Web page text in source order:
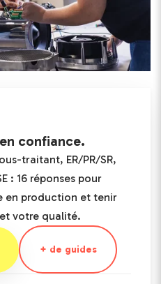
confiance.
traitant, ER/PR/SR,
: 16 réponses pour
en production et tenir
votre qualité.
+ de guides